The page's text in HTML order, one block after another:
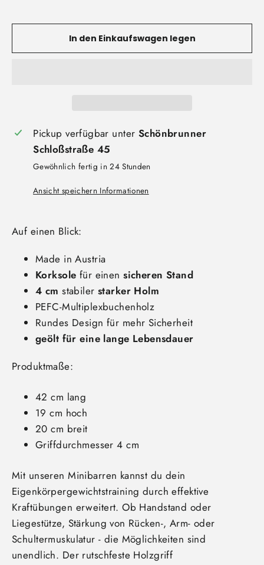
In den Einkaufswagen legen
Pickup verfügbar unter Schönbrunner
Schloßstraße 45
Gewöhnlich fertig in 24 Stunden
Ansicht speichern Informationen
Auf einen Blick:
Made in Austria
Korksole für einensicheren Stand
4 cm stabiler starker Holm
PEFC-Multiplexbuchenholz
Rundes Design für mehr Sicherheit
geölt für eine lange Lebensdauer
Produktmaße:
42 cm lang
19 cm hoch
20 cm breit
Griffdurchmesser 4 cm
Mit unseren Minibarren kannst du dein
Eigenkörpergewichtstraining durch effektive
Kraftübungen erweitert. Ob Handstand oder
Liegestütze, Stärkung von Rücken-, Arm- oder
Schultermuskulatur - die Möglichkeiten sind
unendlich. Der rutschfeste Holzgriff